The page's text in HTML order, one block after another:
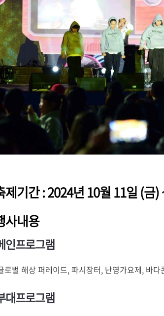
제기간 : 2024년 10월 11일 (
사내용
인프로그램
로벌 해상 퍼레이드, 파시장터, 난영가요제, 바
대프로그램